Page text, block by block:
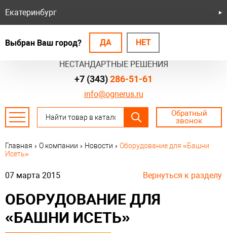
БЕЗОПАСНЫЕ СИСТЕМЫ
НЕСТАНДАРТНЫЕ РЕШЕНИЯ
Екатеринбург
Выбран Ваш город? ДА НЕТ
info@ognerus.ru
+7 (343)286-51-61
Обратный
звонок
Главная › О компании › Новости › Оборудование для «Башни
Исеть»
07 марта 2015 Вернуться к разделу
ОБОРУДОВАНИЕ ДЛЯ
«БАШНИ ИСЕТЬ»